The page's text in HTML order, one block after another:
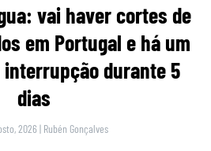
vai haver cortes de
em Portugal e há um
durante 5
dias
2026 | Rubén Gonçalves